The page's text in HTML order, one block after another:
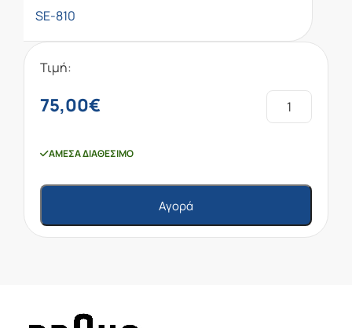
SE-810
Τιμή:
75,00€
ΆΜΕΣΑ ΔΙΑΘΈΣΙΜΟ
Αγορά